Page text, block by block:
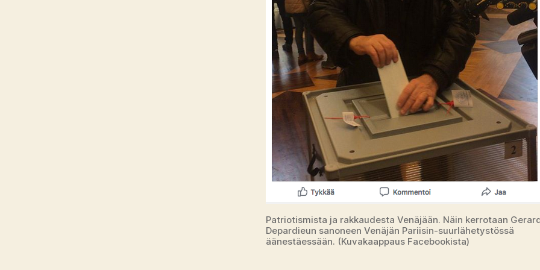
Patriotismista ja rakkaudesta Venäjään. Näin kerrotaan
Depardieun sanoneen Venäjän Pariisin-suurlähetystössä
äänestäessään. (Kuvakaappaus Facebookista)